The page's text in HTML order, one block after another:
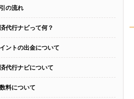
の流れ
代行ナビって何？
ントの出金について
代行ナビについて
料について